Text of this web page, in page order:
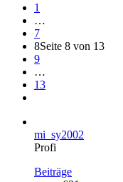
1
…
7
8Seite 8 von 13
9
…
13
mi_sy2002
Profi
Beiträge